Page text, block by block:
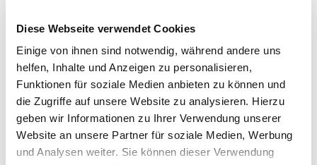
Diese Webseite verwendet Cookies
Einige von ihnen sind notwendig, während andere uns
helfen, Inhalte und Anzeigen zu personalisieren,
Funktionen für soziale Medien anbieten zu können und
die Zugriffe auf unsere Website zu analysieren. Hierzu
geben wir Informationen zu Ihrer Verwendung unserer
Website an unsere Partner für soziale Medien, Werbung
und Analysen weiter. Sie können dieser Verwendung
Katze: Bio-Hofhuhn -